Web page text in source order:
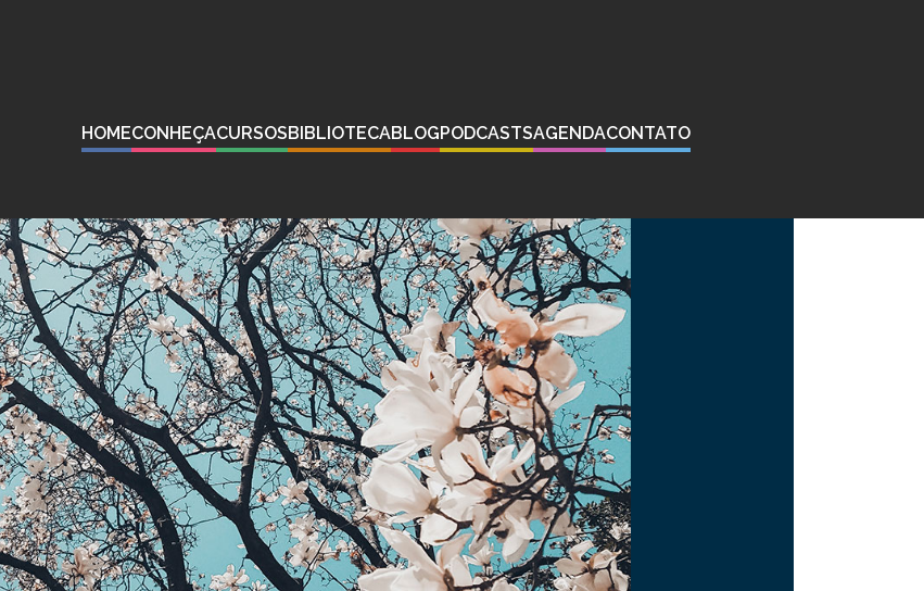
HOMECONHEÇACURSOSBIBLIOTECABLOGPODCASTSAGENDACONTATO